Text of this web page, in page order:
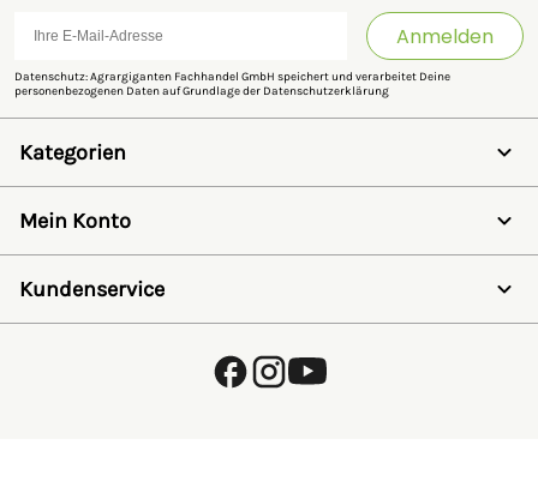
Anmelden
Datenschutz: Agrargiganten Fachhandel GmbH speichert und verarbeitet Deine
personenbezogenen Daten auf Grundlage der Datenschutzerklärung
Kategorien
Schermaschinen
Futter- & Tränkesysteme
Haus, Hof & Stall
SALE
Mein Konto
Registrieren
Wunschzettel
Passwort vergessen
Kundenservice
Kostenlose Fachberatung